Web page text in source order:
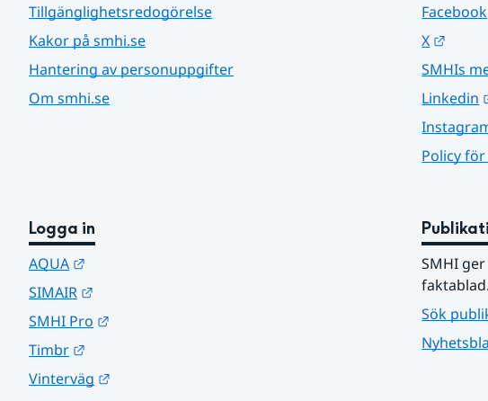
Tillgänglighetsredogörelse
Kakor på smhi.se
Hantering av personuppgifter
Om smhi.se
Facebook
X
SMHIs
Linkedin
Policy
Logga in
AQUA
SIMAIR
SMHI Pro
Timbr
Vinterväg
SMHI
faktablad.
Sök